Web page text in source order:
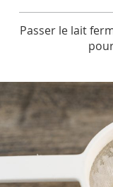
Passer le lait